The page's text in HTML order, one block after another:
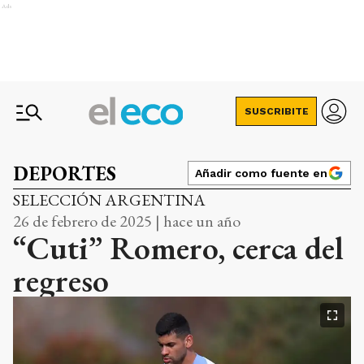
Ads
SUSCRIBITE
DEPORTES Añadir como fuente en
SELECCIÓN ARGENTINA
26 de febrero de 2025 | hace un año
“Cuti” Romero, cerca del
regreso